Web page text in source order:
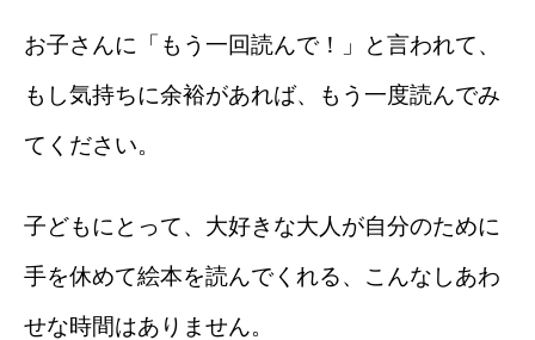
お子さんに「もう一回読んで！」と言われて、
もし気持ちに余裕があれば、もう一度読んでみ
てください。
子どもにとって、大好きな大人が自分のために
手を休めて絵本を読んでくれる、こんなしあわ
せな時間はありません。